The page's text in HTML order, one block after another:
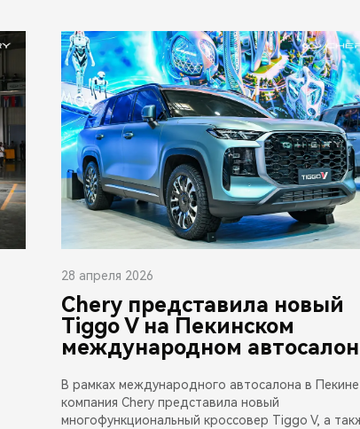
28 апреля 2026
Chery представила новый
Tiggo V на Пекинском
международном
В рамках международного автосалона в Пекине
компания Chery представила новый
многофункциональный кроссовер Tiggo V, а